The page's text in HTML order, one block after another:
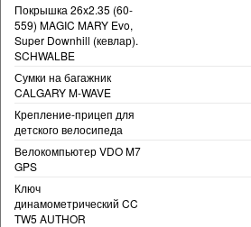
Покрышка 26x2.35 (60-
559) MAGIC MARY Evo,
Super Downhill (кевлар).
SCHWALBE
Сумки на багажник
CALGARY M-WAVE
Крепление-прицеп для
детского велосипеда
Велокомпьютер VDO M7
GPS
Ключ
динамометрический CC
TW5 AUTHOR